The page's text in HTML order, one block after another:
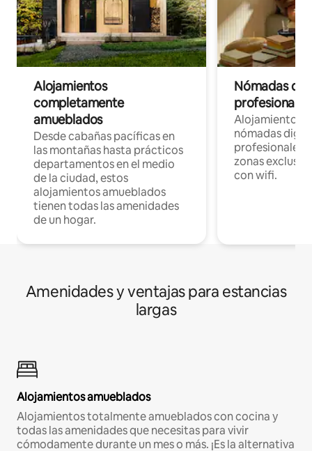
Alojamientos
completamente
amueblados
Desde cabañas pacíficas en
las montañas hasta prácticos
departamentos en el medio
de la ciudad, estos
alojamientos amueblados
tienen todas las amenidades
de un hogar.
Nómadas
Alojamientos
nómadas
profesionales
zonas
con wifi.
Amenidades y ventajas para estancias
largas
Alojamientos amueblados
Alojamientos totalmente amueblados con cocina y
todas las amenidades que necesitas para vivir
cómodamente durante un mes o más. ¡Es la alternativa